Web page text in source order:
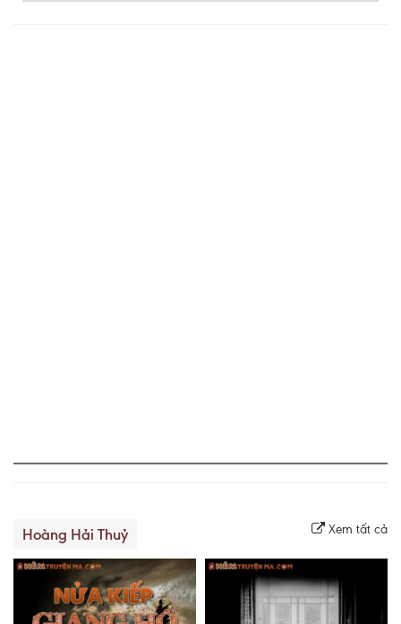
Hoàng Hải Thuỷ Xem tất cả